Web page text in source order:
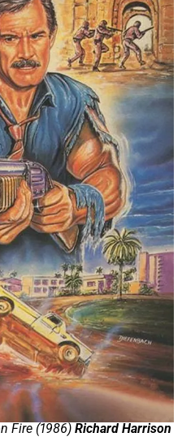
Fire (1986) Richard Harrison